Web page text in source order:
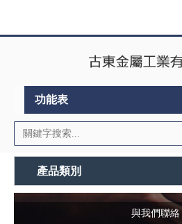
功能表
產品類別
與我們聯絡